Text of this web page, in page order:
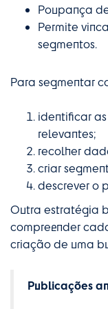
Poupança
Permite
segmentos.
Para segmentar
identificar
relevantes;
recolher
criar
descrever o
Outra estratégia
compreender
criação de uma
Publicações